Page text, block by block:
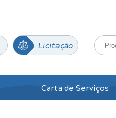
Licitação
Carta de Serviços